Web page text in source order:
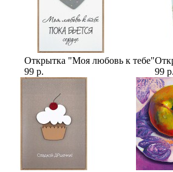
Открытка "Моя любовь к тебе"
99 р.
99 р.